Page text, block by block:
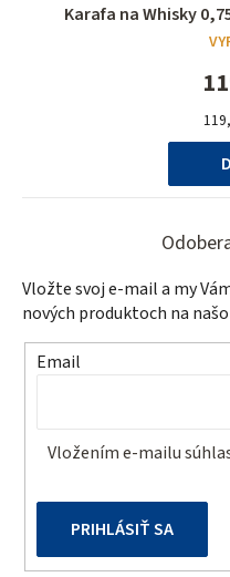
Karafa na Whisky
Vložte svoj e-mail a my
nových produktoch na
Email
Vložením e-mailu
PRIHLÁSIŤ SA